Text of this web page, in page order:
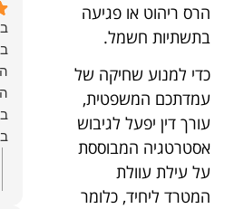
הרס ריהוט או פגיעה
בתשתיות חשמל.
כדי למנוע שחיקה של
עמדתכם המשפטית,
עורך דין יפעל לגיבוש
אסטרטגיה המבוססת
על עילת עוולת
המטרד ליחיד, כלומר